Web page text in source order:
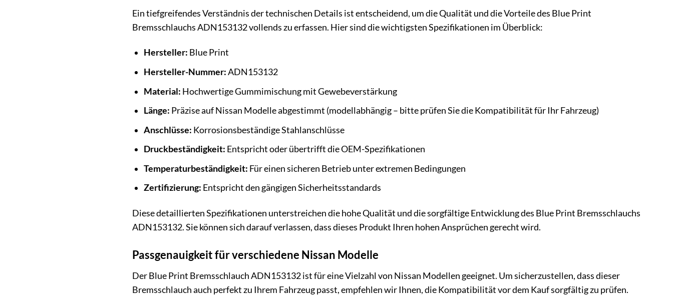
Ein tiefgreifendes Verständnis der technischen Details ist entscheidend, um die Qualität und die Vorteile des Blue Print
Bremsschlauchs ADN153132 vollends zu erfassen. Hier sind die wichtigsten Spezifikationen im Überblick:
Hersteller: Blue Print
Hersteller-Nummer:ADN153132
Material: Hochwertige Gummimischung mit Gewebeverstärkung
Länge: Präzise auf Nissan Modelle abgestimmt (modellabhängig – bitte prüfen Sie die Kompatibilität für Ihr Fahrzeug)
Anschlüsse: Korrosionsbeständige Stahlanschlüsse
Druckbeständigkeit: Entspricht oder übertrifft die OEM-Spezifikationen
Temperaturbeständigkeit: Für einen sicheren Betrieb unter extremen Bedingungen
Zertifizierung: Entspricht den gängigen Sicherheitsstandards
Diese detaillierten Spezifikationen unterstreichen die hohe Qualität und die sorgfältige Entwicklung des Blue Print Bremsschlauchs
ADN153132. Sie können sich darauf verlassen, dass dieses Produkt Ihren hohen Ansprüchen gerecht wird.
Passgenauigkeit für verschiedene Nissan Modelle
Der Blue Print Bremsschlauch ADN153132 ist für eine Vielzahl von Nissan Modellen geeignet. Um sicherzustellen, dass dieser
Bremsschlauch auch perfekt zu Ihrem Fahrzeug passt, empfehlen wir Ihnen, die Kompatibilität vor dem Kauf sorgfältig zu prüfen.